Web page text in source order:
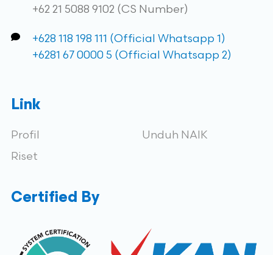
+62 21 5088 9102 (CS Number)
+628 118 198 111 (Official Whatsapp 1)
+6281 67 0000 5 (Official Whatsapp 2)
Link
Profil
Riset
Unduh NAIK
Certified By